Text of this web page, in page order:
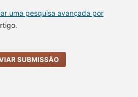
uma pesquisa avançada por
SUBMISSÃO